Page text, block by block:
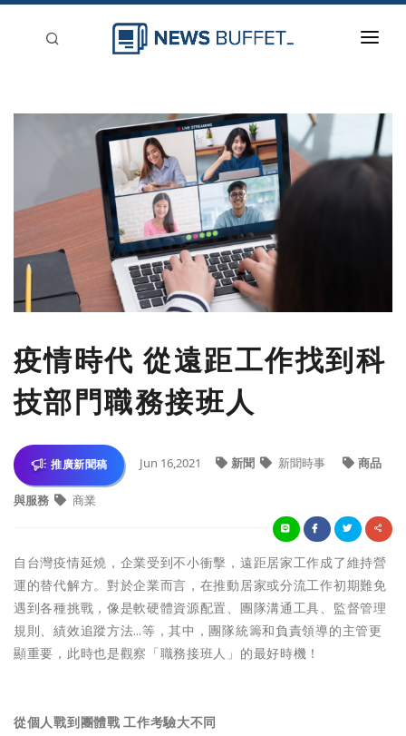
刊登
疫情時代 從遠距工作找到科
技部門職務接班人
推廣新聞稿 Jun 16,2021 新聞 新聞時事 商品
與服務 商業
自台灣疫情延燒，企業受到不小衝擊，遠距居家工作成了維持營
運的替代解方。對於企業而言，在推動居家或分流工作初期難免
遇到各種挑戰，像是軟硬體資源配置、團隊溝通工具、監督管理
規則、績效追蹤方法…等，其中，團隊統籌和負責領導的主管更
顯重要，此時也是觀察「職務接班人」的最好時機！
從個人戰到團體戰 工作考驗大不同